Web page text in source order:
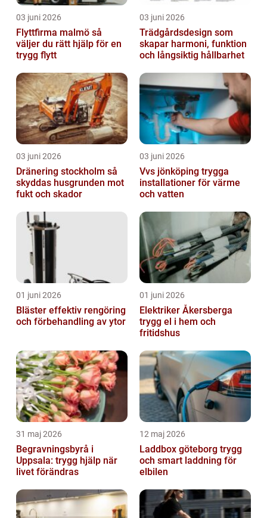
03 juni 2026
Flyttfirma malmö så
väljer du rätt hjälp för en
trygg flytt
03 juni 2026
Trädgårdsdesign som
skapar harmoni, funktion
och långsiktig hållbarhet
03 juni 2026
Dränering stockholm så
skyddas husgrunden mot
fukt och skador
03 juni 2026
Vvs jönköping trygga
installationer för värme
och vatten
01 juni 2026
Bläster effektiv rengöring
och förbehandling av ytor
01 juni 2026
Elektriker Åkersberga
trygg el i hem och
fritidshus
31 maj 2026
Begravningsbyrå i
Uppsala: trygg hjälp när
livet förändras
12 maj 2026
Laddbox göteborg trygg
och smart laddning för
elbilen